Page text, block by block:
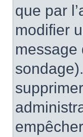
que par
modifier
message